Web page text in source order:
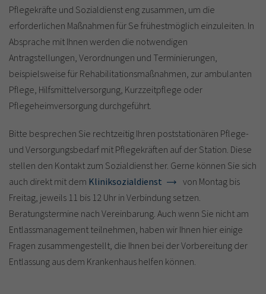
Pflegekräfte und Sozialdienst eng zusammen, um die
erforderlichen Maßnahmen für Se frühestmöglich einzuleiten. In
Absprache mit Ihnen werden die notwendigen
Antragstellungen, Verordnungen und Terminierungen,
beispielsweise für Rehabilitationsmaßnahmen, zur ambulanten
Pflege, Hilfsmittelversorgung, Kurzzeitpflege oder
Pflegeheimversorgung durchgeführt.
Bitte besprechen Sie rechtzeitig Ihren poststationären Pflege-
und Versorgungsbedarf mit Pflegekräften auf der Station. Diese
stellen den Kontakt zum Sozialdienst her. Gerne können Sie sich
auch direkt mit dem Kliniksozialdienst
von Montag bis
Freitag, jeweils 11 bis 12 Uhr in Verbindung setzen.
Beratungstermine nach Vereinbarung. Auch wenn Sie nicht am
Entlassmanagement teilnehmen, haben wir Ihnen hier einige
Fragen zusammengestellt, die Ihnen bei der Vorbereitung der
Entlassung aus dem Krankenhaus helfen können.